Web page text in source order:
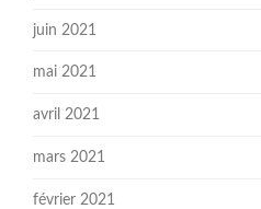
juin 2021
mai 2021
avril 2021
mars 2021
février 2021